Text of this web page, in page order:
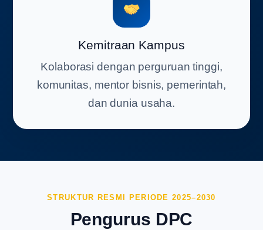
Kemitraan Kampus
Kolaborasi dengan perguruan tinggi,
komunitas, mentor bisnis, pemerintah,
dan dunia usaha.
STRUKTUR RESMI PERIODE 2025–2030
Pengurus DPC